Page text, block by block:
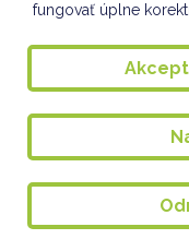
Kuliškáčik číta
Kuliškáčik číta
Kuliškáčik číta
Knižničné pexeso
Kuliškáčik číta
Vianočné
fungovať úplne